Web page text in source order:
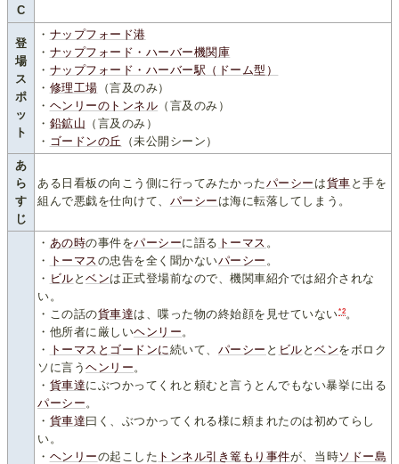
C
登
場
ス
ポ
ッ
ト
・ ナップフォード港
・ ナップフォード・ハーバー機関庫
・ ナップフォード・ハーバー駅（ドーム型）
・ 修理工場 （言及のみ）
・ ヘンリーのトンネル （言及のみ）
・ 鉛鉱山 （言及のみ）
・ ゴードンの丘
（未公開シーン）
あ
ら
す
じ
ある日看板の向こう側に行ってみたかったパーシー は貨車 と手を
組んで悪戯を仕向けて、 パーシー は海に転落してしまう。
・ あの時の事件をパーシーに語る トーマス 。
・
トーマス の忠告を全く聞かないパーシー 。
・ ビル とベンは正式登場前なので、機関車紹介では紹介されな
い。
・この話の貨車達は、喋った物の終始顔を見せていない*2。
・他所者に厳しいヘンリー 。
・
トーマス と ゴードンに続いて、 パーシー と ビル とベンをボロク
ソに言うヘンリー 。
・ 貨車達にぶつかってくれと頼むと言うとんでもない暴挙に出る
パーシー 。
・ 貨車達曰く、ぶつかってくれる様に頼まれたのは初めてらし
い。
・ ヘンリーの起こした トンネル引き篭もり事件が、当時ソドー島